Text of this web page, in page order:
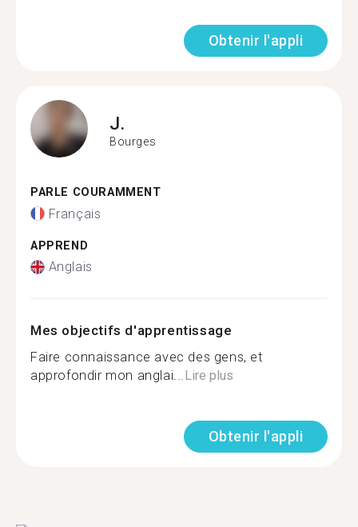
Obtenir l'appli
J.
Bourges
PARLE COURAMMENT
Français
APPREND
Anglais
Mes objectifs d'apprentissage
Faire connaissance avec des gens, et
approfondir mon anglai...Lire plus
Obtenir l'appli